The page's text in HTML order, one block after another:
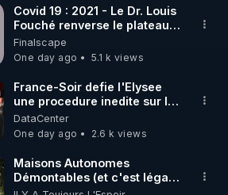
SUR ODYSEE
sont aussi sur la
PRÉSENTIEL
Covid 19 : 2021 - Le Dr. Louis
Fouché renverse le plateau
de CNews !
Finalscape
One day ago
5.1 k views
France-Soir defie l'Elysee
une procedure inedite sur la
sante du president - Nexus
DataCenter
One day ago
2.6 k views
Maisons Autonomes
Démontables (et c'est légal).
Visite éco village en